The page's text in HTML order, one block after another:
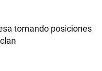
tomando posiciones